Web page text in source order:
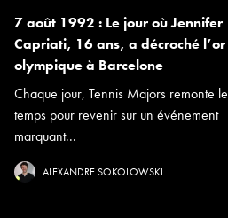
7 août 1992 : Le jour où Jennifer
Capriati, 16 ans, a décroché l’or
olympique à Barcelone
Chaque jour, Tennis Majors remonte le
temps pour revenir sur un événement
marquant...
ALEXANDRE SOKOLOWSKI